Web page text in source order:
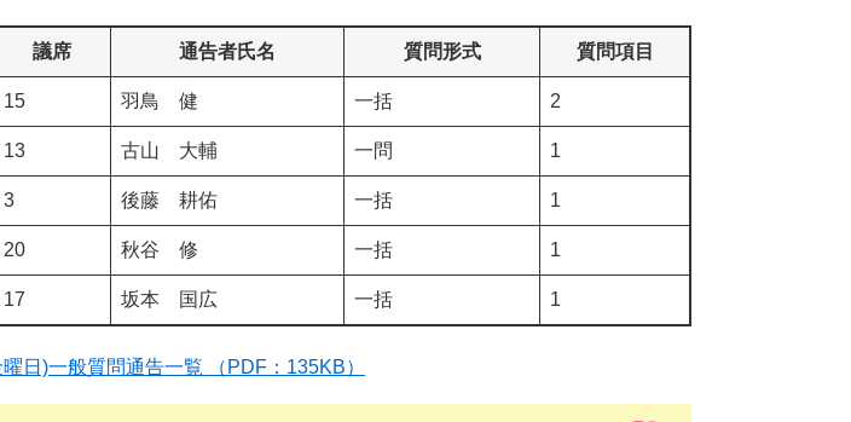
議席 通告者氏名 質問形式 質問項目
15 羽鳥 健 一括 2
13 古山 大輔 一問 1
3 後藤 耕佑 一括 1
20 秋谷 修 一括 1
17 坂本 国広 一括 1
日)一般質問通告一覧 （PDF：135KB）